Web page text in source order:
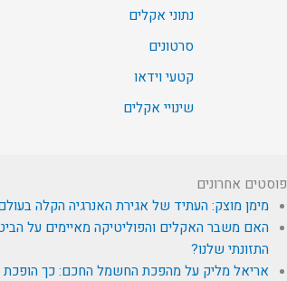
נתוני אקלים
סרטונים
קטעי וידאו
שינויי אקלים
פוסטים אחרונים
מימן מוצק: העתיד של אגירת האנרגיה הקלה
האם משבר האקלים והפוליטיקה מאיימים על
התזונתי שלנו?
אריאל מליק על מהפכת החשמל החכם: כך